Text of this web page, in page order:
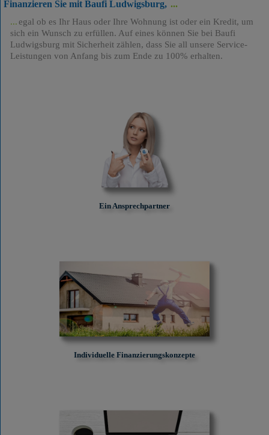
Finanzieren Sie mit Baufi Ludwigsburg,
egal ob es Ihr Haus oder Ihre Wohnung ist oder ein Kredit, um
sich ein Wunsch zu erfüllen. Auf eines können Sie bei Baufi
Ludwigsburg mit Sicherheit zählen, dass Sie all unsere Service-
Leistungen von Anfang bis zum Ende zu 100% erhalten.
Ein Ansprechpartner
Individuelle Finanzierungskonzepte